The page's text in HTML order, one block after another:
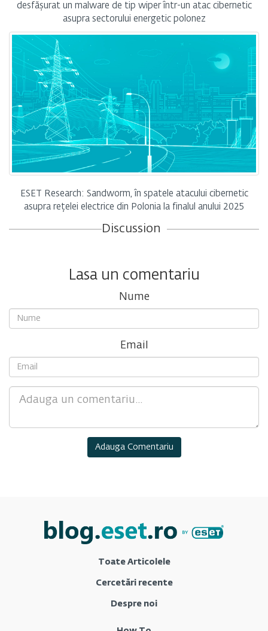
desfășurat un malware de tip wiper într-un atac cibernetic
asupra sectorului energetic polonez
ESET Research: Sandworm, în spatele atacului cibernetic
asupra rețelei electrice din Polonia la finalul anului 2025
Discussion
Lasa un comentariu
Nume
Email
Toate Articolele
Cercetări recente
Despre noi